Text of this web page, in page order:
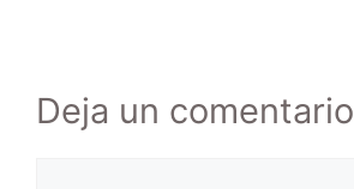
Deja un comentario